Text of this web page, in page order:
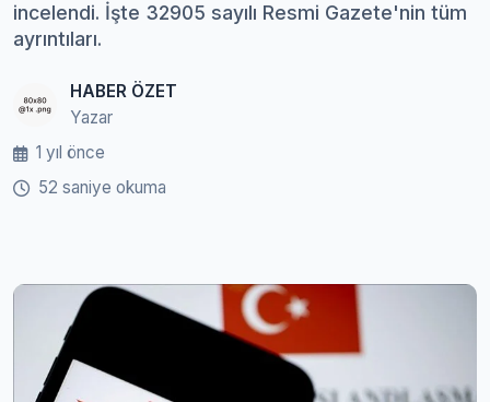
incelendi. İşte 32905 sayılı Resmi Gazete'nin tüm
ayrıntıları.
HABER ÖZET
Yazar
1 yıl önce
52 saniye okuma